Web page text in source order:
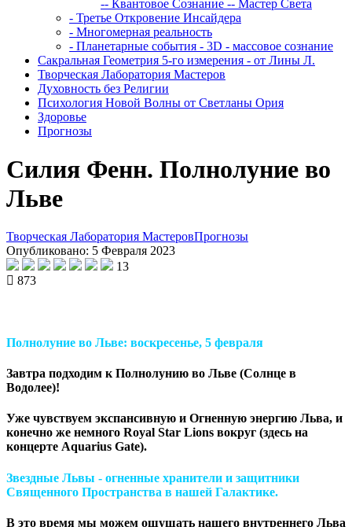
-- Квантовое Сознание -- Мастер Света
- Третье Откровение Инсайдера
- Многомерная реальность
- Планетарные события - 3D - массовое сознание
Сакральная Геометрия 5-го измерения - от Лины Л.
Творческая Лаборатория Мастеров
Духовность без Религии
Психология Новой Волны от Светланы Ория
Здоровье
Прогнозы
Силия Фенн. Полнолуние во
Льве
Творческая Лаборатория МастеровПрогнозы
Опубликовано: 5 Февраля 2023
13
873
Полнолуние во Льве: воскресенье, 5 февраля
Завтра подходим к Полнолунию во Льве (Солнце в
Водолее)!
Уже чувствуем экспансивную и Огненную энергию Льва, и
конечно же немного Royal Star Lions вокруг (здесь на
концерте Aquarius Gate).
Звездные Львы - огненные хранители и защитники
Священного Пространства в нашей Галактике.
В это время мы можем ощущать нашего внутреннего Льва